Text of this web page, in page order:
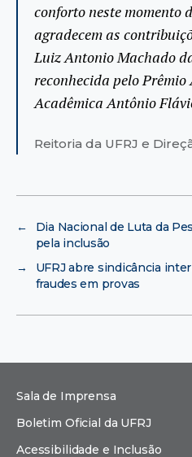
conforto neste momento
agradecem as
Luiz Antonio Machado
reconhecida pelo Prêmio
Acadêmica Antônio
Reitoria da UFRJ e
←
Dia Nacional de Luta da
pela inclusão
→
UFRJ abre sindicância
fraudes em provas
Sala de Imprensa
Boletim Oficial da UFRJ
Acessibilidade e Inclusão